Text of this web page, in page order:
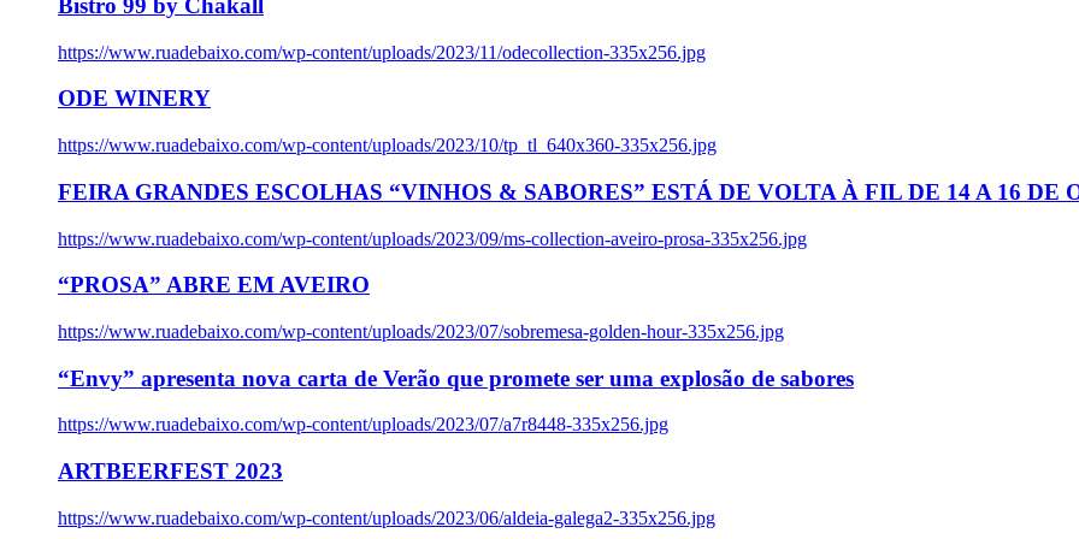
Bistro 99 by Chakall
https://www.ruadebaixo.com/wp-content/uploads/2023/11/odecollection-335x256.jpg
ODE WINERY
https://www.ruadebaixo.com/wp-content/uploads/2023/10/tp_tl_640x360-335x256.jpg
FEIRA GRANDES ESCOLHAS “VINHOS & SABORES” ESTÁ DE VOLTA À FIL DE 14 A 16 DE
https://www.ruadebaixo.com/wp-content/uploads/2023/09/ms-collection-aveiro-prosa-335x256.jpg
“PROSA” ABRE EM AVEIRO
https://www.ruadebaixo.com/wp-content/uploads/2023/07/sobremesa-golden-hour-335x256.jpg
“Envy” apresenta nova carta de Verão que promete ser uma explosão de sabores
https://www.ruadebaixo.com/wp-content/uploads/2023/07/a7r8448-335x256.jpg
ARTBEERFEST 2023
https://www.ruadebaixo.com/wp-content/uploads/2023/06/aldeia-galega2-335x256.jpg